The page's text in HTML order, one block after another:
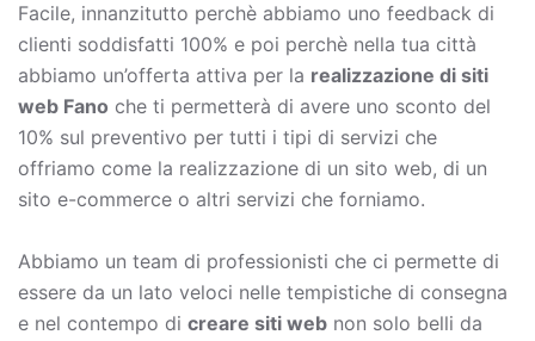
Facile, innanzitutto perchè abbiamo uno feedback di
clienti soddisfatti 100% e poi perchè nella tua città
abbiamo un’offerta attiva per la realizzazione di siti
web Fano che ti permetterà di avere uno sconto del
10% sul preventivo per tutti i tipi di servizi che
offriamo come la realizzazione di un sito web, di un
sito e-commerce o altri servizi che forniamo.
Abbiamo un team di professionisti che ci permette di
essere da un lato veloci nelle tempistiche di consegna
e nel contempo di creare siti web non solo belli da